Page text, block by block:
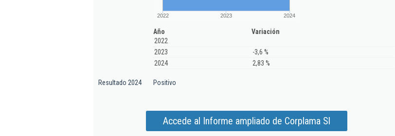
2022 2023 2024
Año
Variación
2022
2023
-3,6 %
2024
2,83 %
Resultado 2024 Positivo
Accede al Informe ampliado de Corplama Sl